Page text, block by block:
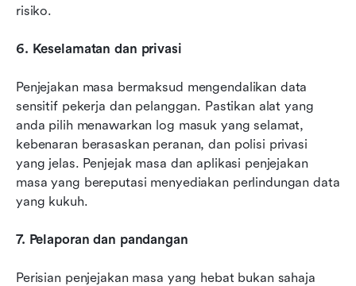
risiko.
6. Keselamatan dan privasi
Penjejakan masa bermaksud mengendalikan data
sensitif pekerja dan pelanggan. Pastikan alat yang
anda pilih menawarkan log masuk yang selamat,
kebenaran berasaskan peranan, dan polisi privasi
yang jelas. Penjejak masa dan aplikasi penjejakan
masa yang bereputasi menyediakan perlindungan data
yang kukuh.
7. Pelaporan dan pandangan
Perisian penjejakan masa yang hebat bukan sahaja